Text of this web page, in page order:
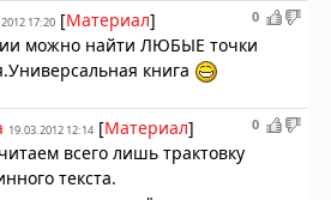
0
17:20 [Материал]
можно найти ЛЮБЫЕ точки
книга
0
19.03.2012 12:14 [Материал]
всего лишь трактовку
текста.